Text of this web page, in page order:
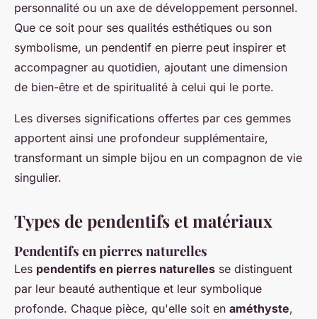
personnalité ou un axe de développement personnel.
Que ce soit pour ses qualités esthétiques ou son
symbolisme, un pendentif en pierre peut inspirer et
accompagner au quotidien, ajoutant une dimension
de bien-être et de spiritualité à celui qui le porte.
Les diverses significations offertes par ces gemmes
apportent ainsi une profondeur supplémentaire,
transformant un simple bijou en un compagnon de vie
singulier.
Types de pendentifs et matériaux
Pendentifs en pierres naturelles
Les pendentifs en pierres naturelles se distinguent
par leur beauté authentique et leur symbolique
profonde. Chaque pièce, qu'elle soit en améthyste,